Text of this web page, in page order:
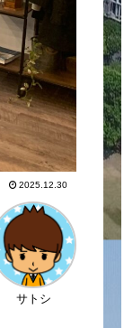
2025.12.30
サトシ